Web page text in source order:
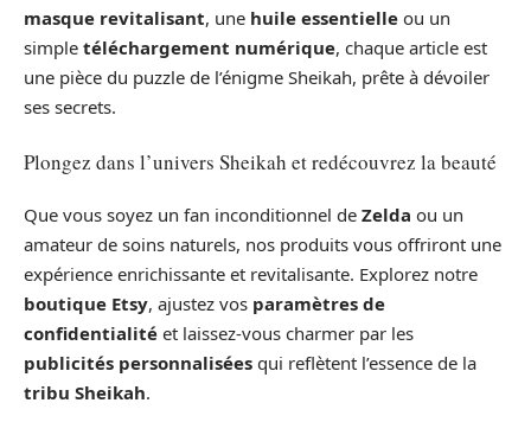
masque revitalisant, une huile essentielle ou un
simple téléchargement numérique, chaque article est
une pièce du puzzle de l’énigme Sheikah, prête à dévoiler
ses secrets.
Plongez dans l’univers Sheikah et redécouvrez la beauté
Que vous soyez un fan inconditionnel de Zelda ou un
amateur de soins naturels, nos produits vous offriront une
expérience enrichissante et revitalisante. Explorez notre
boutique Etsy, ajustez vos paramètres de
confidentialité et laissez-vous charmer par les
publicités personnalisées qui reflètent l’essence de la
tribu Sheikah.